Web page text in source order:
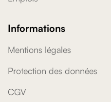
Informations
Mentions légales
Protection des données
CGV